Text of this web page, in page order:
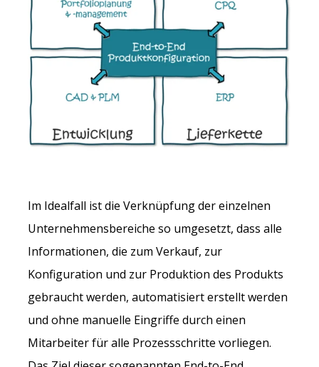
Im Idealfall ist die Verknüpfung der einzelnen
Unternehmensbereiche so umgesetzt, dass alle
Informationen, die zum Verkauf, zur
Konfiguration und zur Produktion des Produkts
gebraucht werden, automatisiert erstellt werden
und ohne manuelle Eingriffe durch einen
Mitarbeiter für alle Prozessschritte vorliegen.